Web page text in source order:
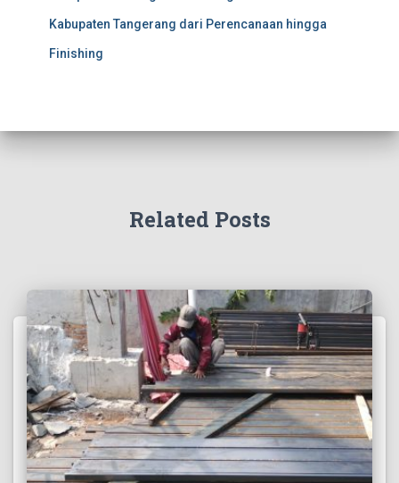
Kabupaten Tangerang dari Perencanaan hingga
Finishing
Related Posts